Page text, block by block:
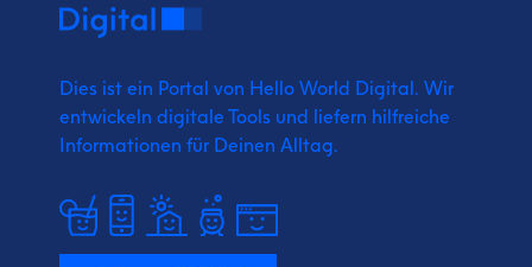
Dies ist ein Portal von Hello World Digital. Wir
entwickeln digitale Tools und liefern hilfreiche
Informationen für Deinen Alltag.